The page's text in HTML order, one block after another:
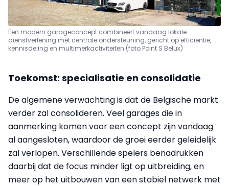
Een modern garageconcept combineert vandaag lokale
dienstverlening met centrale ondersteuning, gericht op efficiëntie,
kennisdeling en multimerkactiviteiten (foto Point S Belux)
Toekomst: specialisatie en consolidatie
De algemene verwachting is dat de Belgische markt
verder zal consolideren. Veel garages die in
aanmerking komen voor een concept zijn vandaag
al aangesloten, waardoor de groei eerder geleidelijk
zal verlopen. Verschillende spelers benadrukken
daarbij dat de focus minder ligt op uitbreiding, en
meer op het uitbouwen van een stabiel netwerk met